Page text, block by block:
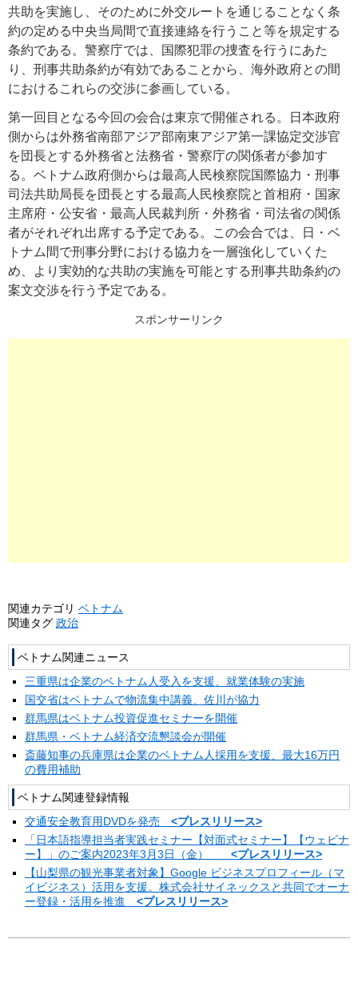
共助を実施し、そのために外交ルートを通じることなく条
約の定める中央当局間で直接連絡を行うこと等を規定する
条約である。警察庁では、国際犯罪の捜査を行うにあた
り、刑事共助条約が有効であることから、海外政府との間
におけるこれらの交渉に参画している。
第一回目となる今回の会合は東京で開催される。日本政府
側からは外務省南部アジア部南東アジア第一課協定交渉官
を団長とする外務省と法務省・警察庁の関係者が参加す
る。ベトナム政府側からは最高人民検察院国際協力・刑事
司法共助局長を団長とする最高人民検察院と首相府・国家
主席府・公安省・最高人民裁判所・外務省・司法省の関係
者がそれぞれ出席する予定である。この会合では、日・ベ
トナム間で刑事分野における協力を一層強化していくた
め、より実効的な共助の実施を可能とする刑事共助条約の
案文交渉を行う予定である。
スポンサーリンク
関連カテゴリ ベトナム
関連タグ 政治
ベトナム関連ニュース
三重県は企業のベトナム人受入を支援、就業体験の実施
国交省はベトナムで物流集中講義、佐川が協力
群馬県はベトナム投資促進セミナーを開催
群馬県・ベトナム経済交流懇談会が開催
斎藤知事の兵庫県は企業のベトナム人採用を支援、最大16万円
の費用補助
ベトナム関連登録情報
交通安全教育用DVDを発売 <プレスリリース>
「日本語指導担当者実践セミナー【対面式セミナー】【ウェビナ
ー】」のご案内2023年3月3日（金） <プレスリリース>
【山梨県の観光事業者対象】Google ビジネスプロフィール（マ
イビジネス）活用を支援。株式会社サイネックスと共同でオーナ
ー登録・活用を推進 <プレスリリース>